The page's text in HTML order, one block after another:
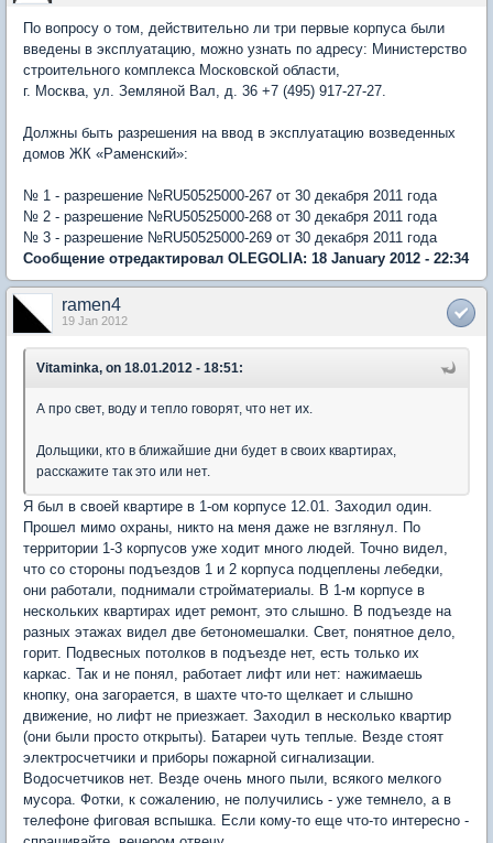
По вопросу о том, действительно ли три первые корпуса были
введены в эксплуатацию, можно узнать по адресу: Министерство
строительного комплекса Московской области,
г. Москва, ул. Земляной Вал, д. 36 +7 (495) 917-27-27.
Должны быть разрешения на ввод в эксплуатацию возведенных
домов ЖК «Раменский»:
№ 1 - разрешение №RU50525000-267 от 30 декабря 2011 года
№ 2 - разрешение №RU50525000-268 от 30 декабря 2011 года
№ 3 - разрешение №RU50525000-269 от 30 декабря 2011 года
Сообщение отредактировал OLEGOLIA: 18 January 2012 - 22:34
ramen4
19 Jan 2012
Vitaminka, on 18.01.2012 - 18:51:
А про свет, воду и тепло говорят, что нет их.
Дольщики, кто в ближайшие дни будет в своих квартирах,
расскажите так это или нет.
Я был в своей квартире в 1-ом корпусе 12.01. Заходил один.
Прошел мимо охраны, никто на меня даже не взглянул. По
территории 1-3 корпусов уже ходит много людей. Точно видел,
что со стороны подъездов 1 и 2 корпуса подцеплены лебедки,
они работали, поднимали стройматериалы. В 1-м корпусе в
нескольких квартирах идет ремонт, это слышно. В подъезде на
разных этажах видел две бетономешалки. Свет, понятное дело,
горит. Подвесных потолков в подъезде нет, есть только их
каркас. Так и не понял, работает лифт или нет: нажимаешь
кнопку, она загорается, в шахте что-то щелкает и слышно
движение, но лифт не приезжает. Заходил в несколько квартир
(они были просто открыты). Батареи чуть теплые. Везде стоят
электросчетчики и приборы пожарной сигнализации.
Водосчетчиков нет. Везде очень много пыли, всякого мелкого
мусора. Фотки, к сожалению, не получились - уже темнело, а в
телефоне фиговая вспышка. Если кому-то еще что-то интересно -